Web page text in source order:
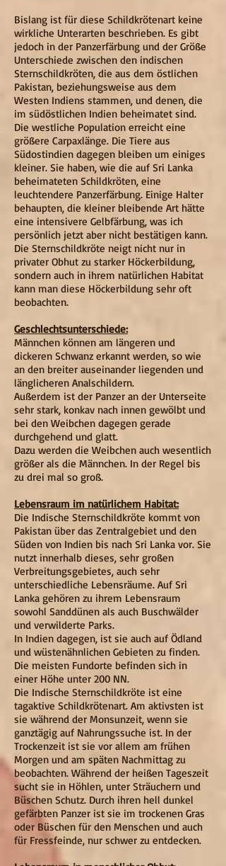
Bislang ist für diese Schildkrötenart keine
wirkliche Unterarten beschrieben. Es gibt
jedoch in der Panzerfärbung und der Größe
Unterschiede zwischen den indischen
Sternschildkröten, die aus dem östlichen
Pakistan, beziehungsweise aus dem
Westen Indiens stammen, und denen, die
im südöstlichen Indien beheimatet sind.
Die westliche Population erreicht eine
größere Carpaxlänge. Die Tiere aus
Südostindien dagegen bleiben um einiges
kleiner. Sie haben, wie die auf Sri Lanka
beheimateten Schildkröten, eine
leuchtendere Panzerfärbung. Einige Halter
behaupten, die kleiner bleibende Art hätte
eine intensivere Gelbfärbung, was ich
persönlich jetzt aber nicht bestätigen kann.
Die Sternschildkröte neigt nicht nur in
privater Obhut zu starker Höckerbildung,
sondern auch in ihrem natürlichen Habitat
kann man diese Höckerbildung sehr oft
beobachten.
Geschlechtsunterschiede:
Männchen können am längeren und
dickeren Schwanz erkannt werden, so wie
an den breiter auseinander liegenden und
länglicheren Analschildern.
Außerdem ist der Panzer an der Unterseite
sehr stark, konkav nach innen gewölbt und
bei den Weibchen dagegen gerade
durchgehend und glatt.
Dazu werden die Weibchen auch wesentlich
größer als die Männchen. In der Regel bis
zu drei mal so groß.
Lebensraum im natürlichem Habitat:
Die Indische Sternschildkröte kommt von
Pakistan über das Zentralgebiet und den
Süden von Indien bis nach Sri Lanka vor. Sie
nutzt innerhalb dieses, sehr großen
Verbreitungsgebietes, auch sehr
unterschiedliche Lebensräume. Auf Sri
Lanka gehören zu ihrem Lebensraum
sowohl Sanddünen als auch Buschwälder
und verwilderte Parks.
In Indien dagegen, ist sie auch auf Ödland
und wüstenähnlichen Gebieten zu finden.
Die meisten Fundorte befinden sich in
einer Höhe unter 200 NN.
Die Indische Sternschildkröte ist eine
tagaktive Schildkrötenart. Am aktivsten ist
sie während der Monsunzeit, wenn sie
ganztägig auf Nahrungssuche ist. In der
Trockenzeit ist sie vor allem am frühen
Morgen und am späten Nachmittag zu
beobachten. Während der heißen Tageszeit
sucht sie in Höhlen, unter Sträuchern und
Büschen Schutz. Durch ihren hell dunkel
gefärbten Panzer ist sie im trockenen Gras
oder Büschen für den Menschen und auch
für Fressfeinde, nur schwer zu entdecken.